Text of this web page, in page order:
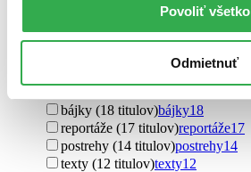
Povoliť všetko
Odmietnuť
novela (278 titulov)novela 278
básne (74 titulov)básne74
57
bájky (18 titulov)bájky18
reportáže (17 titulov)reportáže17
postrehy (14 titulov)postrehy14
texty (12 titulov)texty12